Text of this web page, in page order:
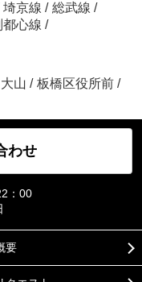
埼京線 / 総武線 /
都心線 /
大山 / 板橋区役所前 /
わせ
：00
要